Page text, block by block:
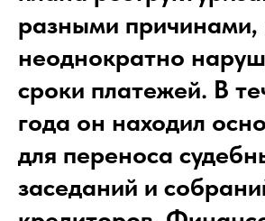
разными причинами,
неоднократно
сроки платежей. В
года он находил
для переноса
заседаний и